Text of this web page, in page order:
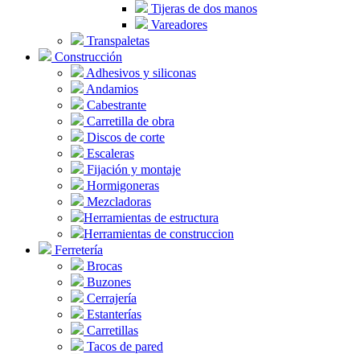
Tijeras de dos manos
Vareadores
Transpaletas
Construcción
Adhesivos y siliconas
Andamios
Cabestrante
Carretilla de obra
Discos de corte
Escaleras
Fijación y montaje
Hormigoneras
Mezcladoras
Herramientas de estructura
Herramientas de construccion
Ferretería
Brocas
Buzones
Cerrajería
Estanterías
Carretillas
Tacos de pared